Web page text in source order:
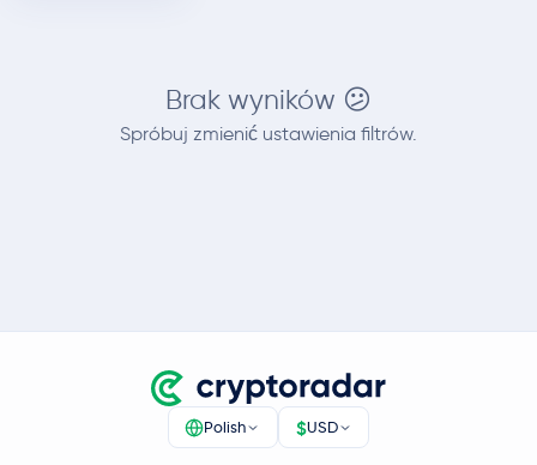
Brak wyników 😕
Spróbuj zmienić ustawienia filtrów.
Polish $USD